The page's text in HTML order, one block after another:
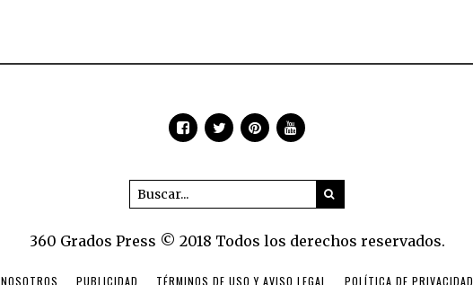
360 Grados Press © 2018 Todos los derechos reservados.
NOSOTROS PUBLICIDAD TÉRMINOS DE USO Y AVISO LEGAL POLÍTICA DE PRIVACIDAD